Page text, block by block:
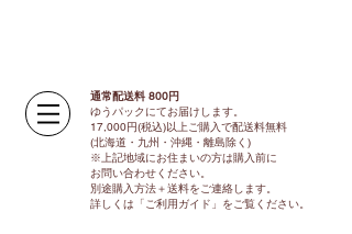
通常配送料 800円​
ゆうパックにてお届けします。
17,000円(税込)以上ご購入で配送料無料
(北海道・九州・沖縄・離島除く)
※上記地域にお住まいの方は購入前に
お問い合わせください。
別途購入方法＋送料をご連絡します。
​​詳しくは「ご利用ガイド」をご覧ください。